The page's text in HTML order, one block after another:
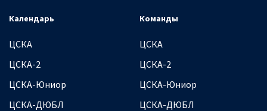
Календарь
ЦСКА
ЦСКА-2
ЦСКА-Юниор
ЦСКА-ДЮБЛ
Команды
ЦСКА
ЦСКА-2
ЦСКА-Юниор
ЦСКА-ДЮБЛ